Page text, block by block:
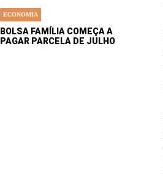
ECONOMIA
BOLSA FAMÍLIA COMEÇA A
PAGAR PARCELA DE JULHO